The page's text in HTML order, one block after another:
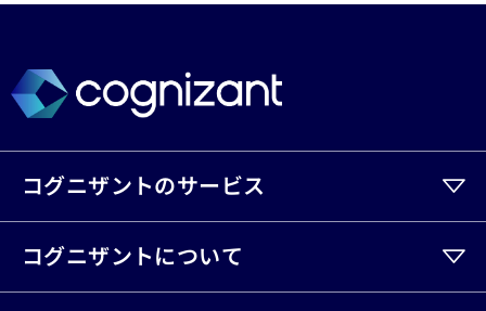
コグニザントのサービス
コグニザントについて